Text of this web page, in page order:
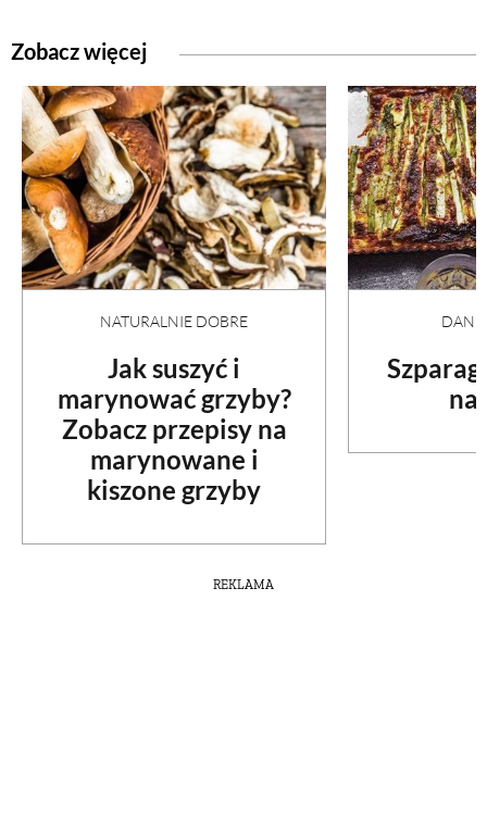
Zobacz więcej
NATURALNIE DOBRE
Jak suszyć i
marynować grzyby?
Zobacz przepisy na
marynowane i
kiszone grzyby
na
REKLAMA